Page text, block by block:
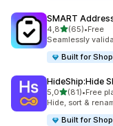
SMART
4,8de 5 estrelas
(65)
65 total de•Free
Seamlessly
Built for
HideShip:Hide
5,0de 5 estrelas
(81)
81 total de
•Free
Hide, sort &
Built for